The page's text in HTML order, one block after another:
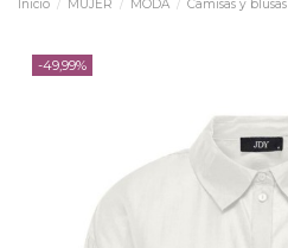
Inicio MUJER MODA Camisas y blusas
-49,99%